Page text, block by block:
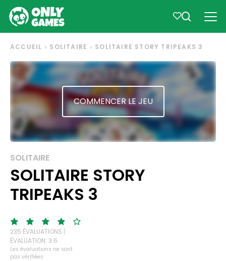
ACCUEIL SOLITAIRE SOLITAIRE STORY TRIPEAKS 3
COMMENCER LE JEU
SOLITAIRE
SOLITAIRE STORY
TRIPEAKS 3
235 ÉVALUATIONS |
ÉVALUATION: 3.6
Les évaluations ne sont
pas vérifiées